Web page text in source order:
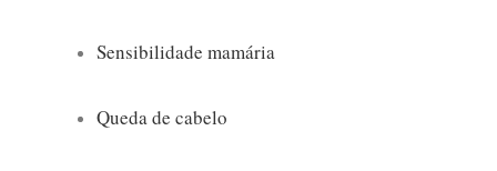
Sensibilidade mamária
Queda de cabelo